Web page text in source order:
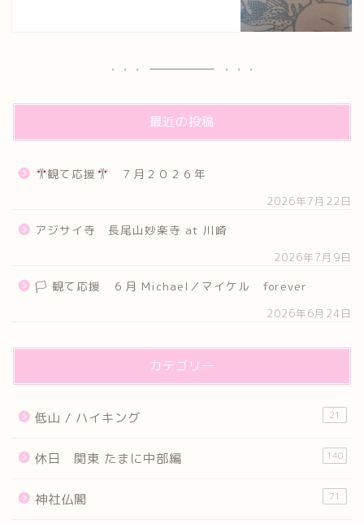
最近の投稿
観て応援 ７月２０２６年
2026年7月22日
アジサイ寺 長尾山妙楽寺 at 川崎
2026年7月9日
🏳 観て応援 ６月 Michael／マイケル forever
2026年6月24日
カテゴリー
低山 / ハイキング 21
休日 関東 たまに中部編 140
神社仏閣 71